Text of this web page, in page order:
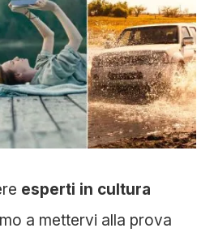
esperti in cultura
a mettervi alla prova